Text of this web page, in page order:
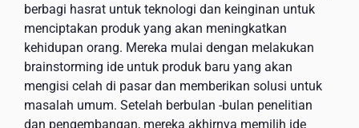
berbagi hasrat untuk teknologi dan keinginan untuk
menciptakan produk yang akan meningkatkan
kehidupan orang. Mereka mulai dengan melakukan
brainstorming ide untuk produk baru yang akan
mengisi celah di pasar dan memberikan solusi untuk
masalah umum. Setelah berbulan -bulan penelitian
dan pengembangan, mereka akhirnya memilih ide